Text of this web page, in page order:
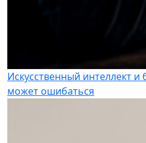
Искусственный интеллект
может ошибаться